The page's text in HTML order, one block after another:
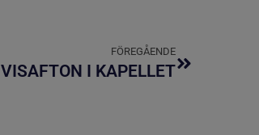
FÖREGÅENDE
VISAFTON I KAPELLET